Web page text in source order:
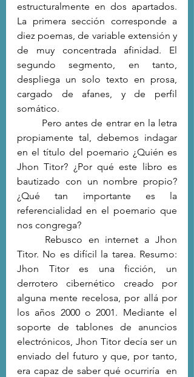
estructuralmente en dos apartados.
La primera sección corresponde a
diez poemas, de variable extensión y
de muy concentrada afinidad. El
segundo segmento, en tanto,
despliega un solo texto en prosa,
cargado de afanes, y de perfil
somático.
propiamente tal, debemos indagar
en el título del poemario ¿Quién es
Jhon Titor? ¿Por qué este libro es
bautizado con un nombre propio?
¿Qué tan importante es la
referencialidad en el poemario que
nos congrega?
Titor. No es difícil la tarea. Resumo:
Jhon Titor es una ficción, un
derrotero cibernético creado por
alguna mente recelosa, por allá por
los años 2000 o 2001. Mediante el
soporte de tablones de anuncios
electrónicos, Jhon Titor decía ser un
enviado del futuro y que, por tanto,
era capaz de saber qué ocurriría  en